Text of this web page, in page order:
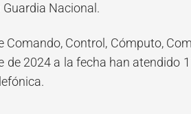
Guardia Nacional.
Comando, Control, Cómputo,
de 2024 a la fecha han atendido